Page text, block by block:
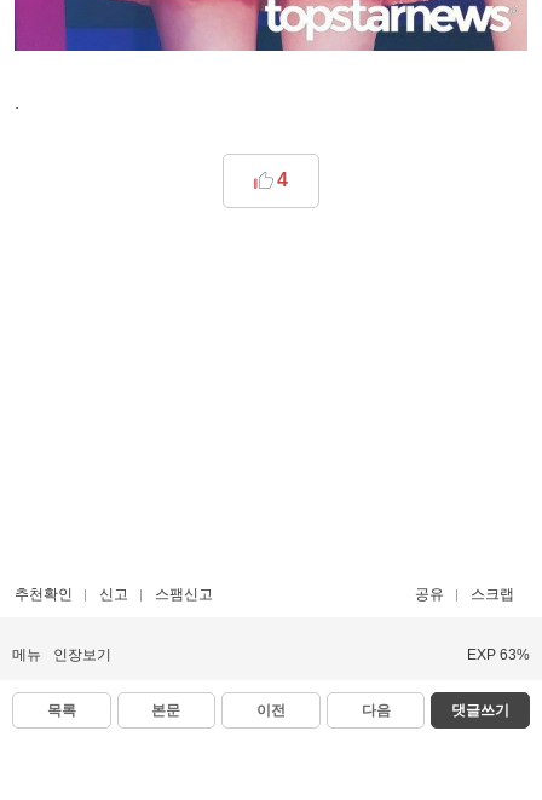
.
4
추천확인 신고 스팸신고 공유 스크랩
메뉴 인장보기 EXP 63%
목록 본문 이전 다음 댓글쓰기